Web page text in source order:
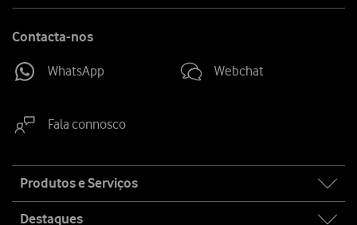
Contacta-nos
WhatsApp Webchat
Fala connosco
map
Produtos e Serviços
Destaques